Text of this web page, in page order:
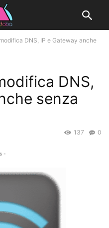
DNS, IP e Gateway anche
DNS,
senza
0
137
-